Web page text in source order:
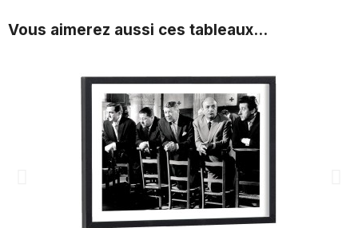
Vous aimerez aussi ces tableaux...